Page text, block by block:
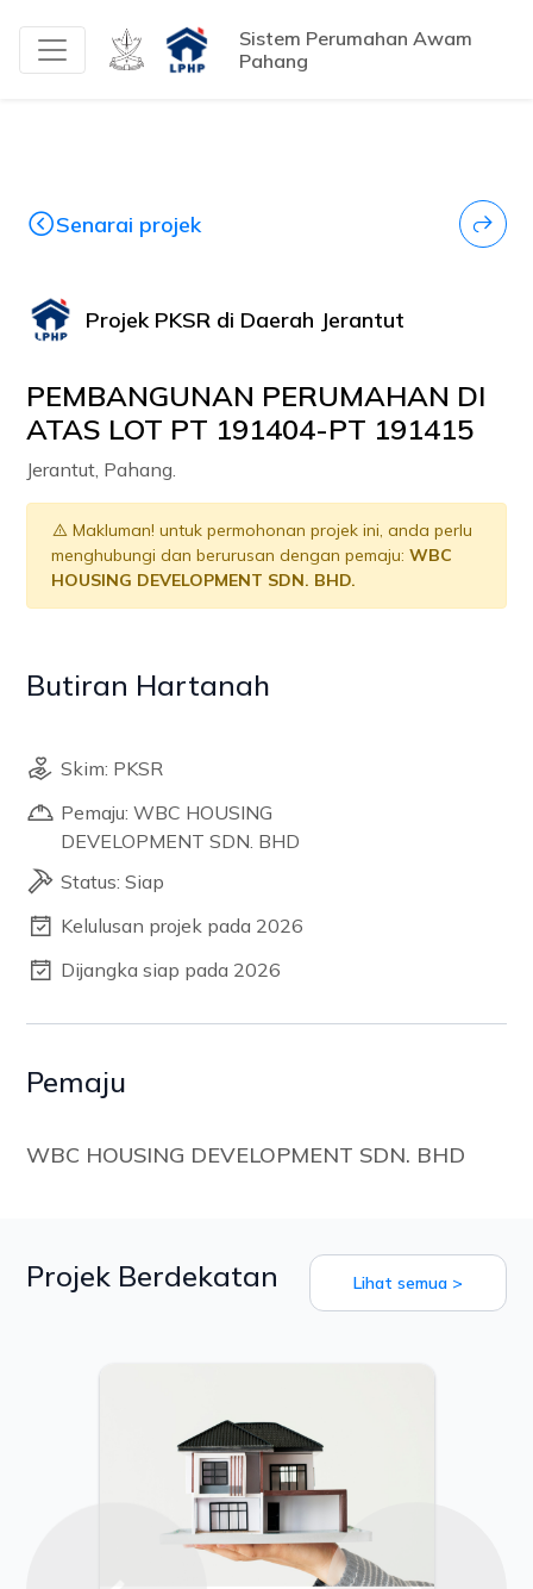
Sistem Perumahan Awam
Pahang
Senarai projek
Projek PKSR di Daerah Jerantut
PEMBANGUNAN PERUMAHAN DI
ATAS LOT PT 191404-PT 191415
Jerantut, Pahang.
Makluman! untuk permohonan projek ini, anda perlu
menghubungi dan berurusan dengan pemaju:WBC
HOUSING DEVELOPMENT SDN. BHD.
Butiran Hartanah
Skim: PKSR
Pemaju: WBC HOUSING
DEVELOPMENT SDN. BHD
Status: Siap
Kelulusan projek pada 2026
Dijangka siap pada 2026
Pemaju
WBC HOUSING DEVELOPMENT SDN. BHD
Projek Berdekatan Lihat semua >